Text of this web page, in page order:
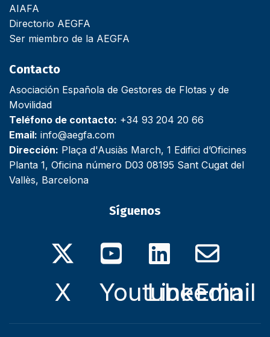
AIAFA
Directorio AEGFA
Ser miembro de la AEGFA
Contacto
Asociación Española de Gestores de Flotas y de
Movilidad
Teléfono de contacto: +34 93 204 20 66
Email: info@aegfa.com
Dirección: Plaça d'Ausiàs March, 1 Edifici d’Oficines
Planta 1, Oficina número D03 08195 Sant Cugat del
Vallès, Barcelona
Síguenos
X YoutubeLinkedin
Email